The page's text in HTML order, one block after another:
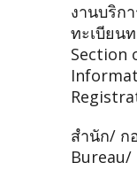
งานบริก
ทะเบียน
Section
สำนัก/ ก